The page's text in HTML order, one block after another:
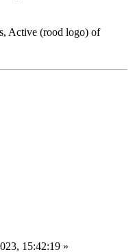
Active (rood logo) of
15:42:19 »